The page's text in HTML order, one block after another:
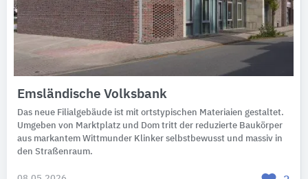
Emsländische Volksbank
Das neue Filialgebäude ist mit ortstypischen Materiaien gestaltet.
Umgeben von Marktplatz und Dom tritt der reduzierte Baukörper
aus markantem Wittmunder Klinker selbstbewusst und massiv in
den Straßenraum.